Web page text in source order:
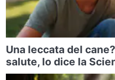
Una leccata del
salute, lo dice la